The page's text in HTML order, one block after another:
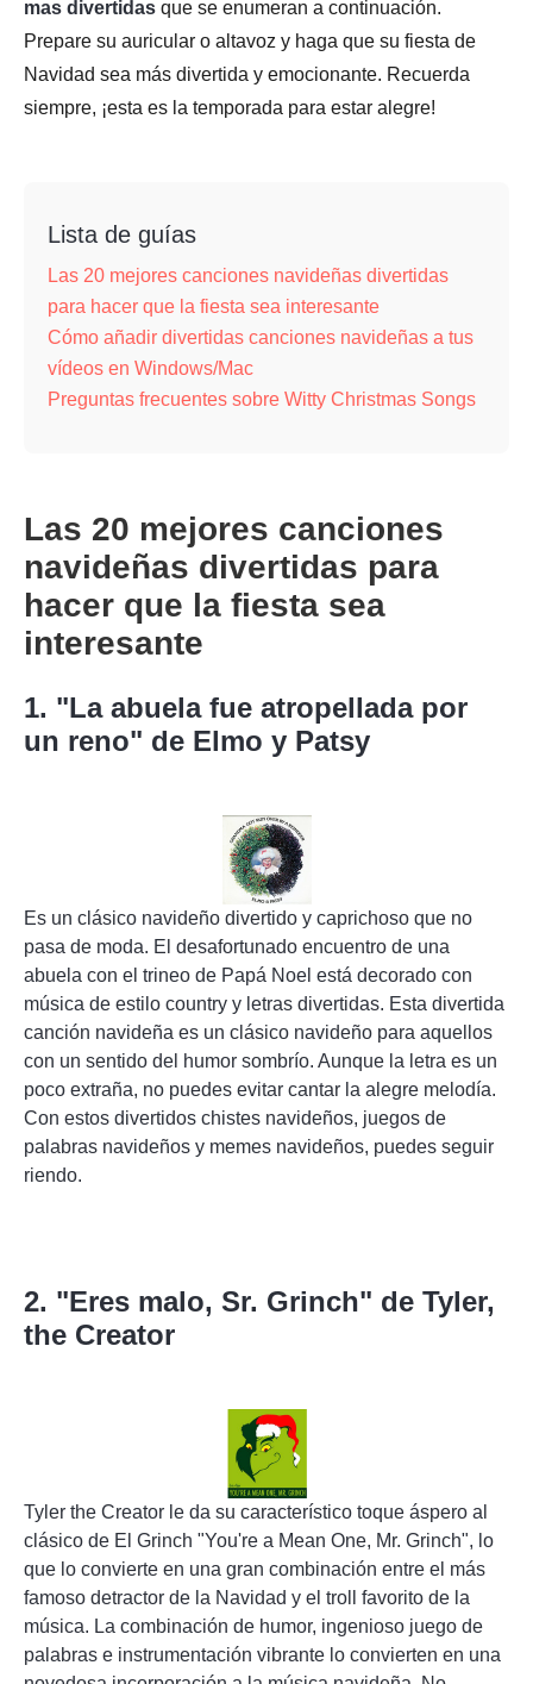
mas divertidas que se enumeran a continuación.
Prepare su auricular o altavoz y haga que su fiesta de
Navidad sea más divertida y emocionante. Recuerda
siempre, ¡esta es la temporada para estar alegre!
Lista de guías
Las 20 mejores canciones navideñas divertidas
para hacer que la fiesta sea interesante
Cómo añadir divertidas canciones navideñas a tus
vídeos en Windows/Mac
Preguntas frecuentes sobre Witty Christmas Songs
Las 20 mejores canciones
navideñas divertidas para
hacer que la fiesta sea
interesante
1. "La abuela fue atropellada por
un reno" de Elmo y Patsy
Es un clásico navideño divertido y caprichoso que no
pasa de moda. El desafortunado encuentro de una
abuela con el trineo de Papá Noel está decorado con
música de estilo country y letras divertidas. Esta divertida
canción navideña es un clásico navideño para aquellos
con un sentido del humor sombrío. Aunque la letra es un
poco extraña, no puedes evitar cantar la alegre melodía.
Con estos divertidos chistes navideños, juegos de
palabras navideños y memes navideños, puedes seguir
riendo.
2. "Eres malo, Sr. Grinch" de Tyler,
the Creator
Tyler the Creator le da su característico toque áspero al
clásico de El Grinch "You're a Mean One, Mr. Grinch", lo
que lo convierte en una gran combinación entre el más
famoso detractor de la Navidad y el troll favorito de la
música. La combinación de humor, ingenioso juego de
palabras e instrumentación vibrante lo convierten en una